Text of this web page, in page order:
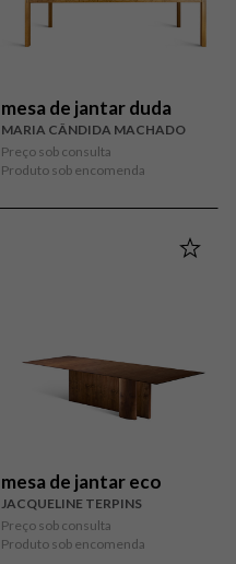
mesa de jantar duda
MARIA CÂNDIDA MACHADO
Preço sob consulta
Produto sob encomenda
mesa de jantar eco
JACQUELINE TERPINS
Preço sob consulta
Produto sob encomenda